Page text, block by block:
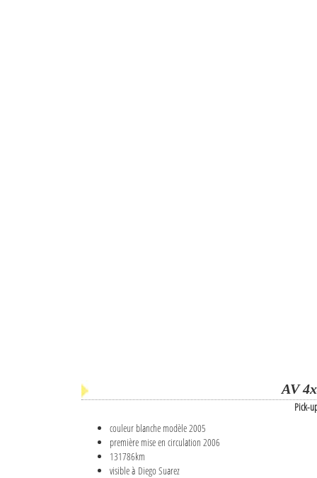
AV
Pick-
couleur blanche modèle 2005
première mise en circulation 2006
131786km
visible à Diego Suarez